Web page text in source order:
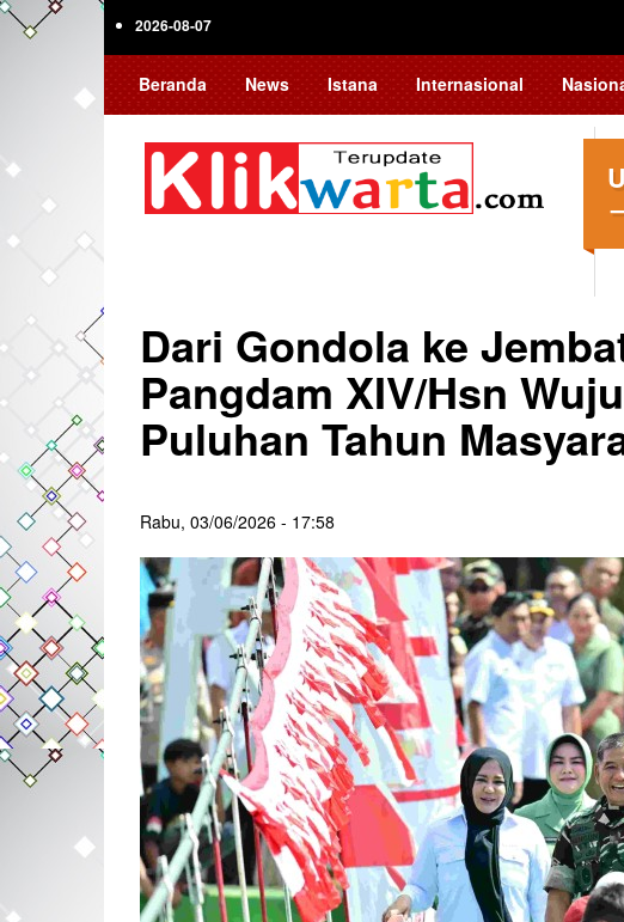
Skip
2026-08-07
Beranda News Istana Internasional
Dari Gondola ke
Pangdam XIV/Hsn
Puluhan Tahun
Rabu, 03/06/2026 - 17:58